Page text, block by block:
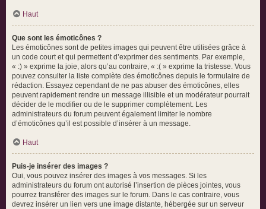
Haut
Que sont les émoticônes ?
Les émoticônes sont de petites images qui peuvent être utilisées grâce à
un code court et qui permettent d’exprimer des sentiments. Par exemple,
« :) » exprime la joie, alors qu’au contraire, « :( » exprime la tristesse. Vous
pouvez consulter la liste complète des émoticônes depuis le formulaire de
rédaction. Essayez cependant de ne pas abuser des émoticônes, elles
peuvent rapidement rendre un message illisible et un modérateur pourrait
décider de le modifier ou de le supprimer complètement. Les
administrateurs du forum peuvent également limiter le nombre
d’émoticônes qu’il est possible d’insérer à un message.
Haut
Puis-je insérer des images ?
Oui, vous pouvez insérer des images à vos messages. Si les
administrateurs du forum ont autorisé l’insertion de pièces jointes, vous
pourrez transférer des images sur le forum. Dans le cas contraire, vous
devrez insérer un lien vers une image distante, hébergée sur un serveur